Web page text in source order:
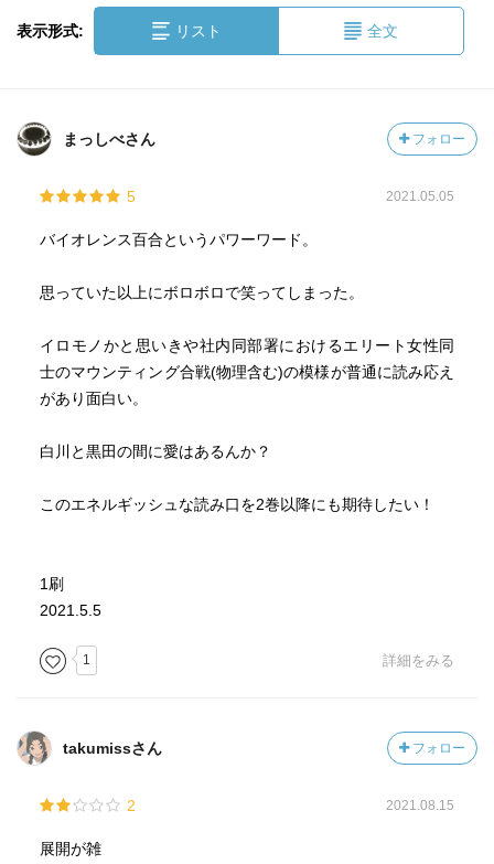
表示形式: リスト 全文
まっしべさん フォロー
5 2021.05.05
バイオレンス百合というパワーワード。
思っていた以上にボロボロで笑ってしまった。
イロモノかと思いきや社内同部署におけるエリート女性同
士のマウンティング合戦(物理含む)の模様が普通に読み応え
があり面白い。
白川と黒田の間に愛はあるんか？
このエネルギッシュな読み口を2巻以降にも期待したい！
1刷
2021.5.5
1 詳細をみる
takumissさん フォロー
2 2021.08.15
展開が雑